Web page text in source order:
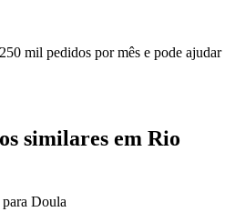
mil pedidos por mês e pode ajudar
similares em Rio
para Doula